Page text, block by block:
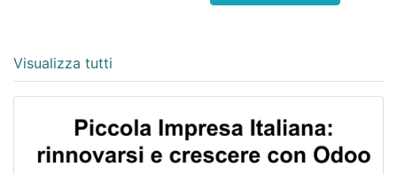
Visualizza tutti